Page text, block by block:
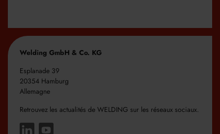
Welding GmbH & Co. KG
Esplanade 39
20354 Hamburg
Allemagne
Retrouvez les actualités de WELDING sur les réseaux sociaux.